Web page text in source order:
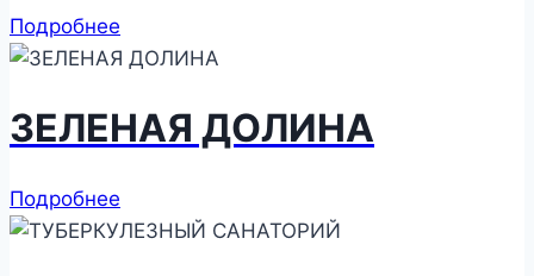
Подробнее
ЗЕЛЕНАЯ ДОЛИНА
Подробнее